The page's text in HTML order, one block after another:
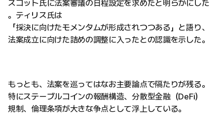
スコット氏に法案審議の日程設定を求めたと明らかにした
。ティリス氏は
「採決に向けたモメンタムが形成されつつある」と語り、
法案成立に向けた詰めの調整に入ったとの認識を示した。
もっとも、法案を巡ってはなお主要論点で隔たりが残る。
特にステーブルコインの報酬構造、分散型金融（DeFi）
規制、倫理条項が大きな争点として浮上している。